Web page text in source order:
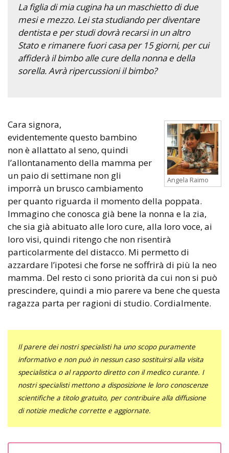
La figlia di mia cugina ha un maschietto di due
mesi e mezzo. Lei sta studiando per diventare
dentista e per studi dovrà recarsi in un altro
Stato e rimanere fuori casa per 15 giorni, per cui
affiderà il bimbo alle cure della nonna e della
sorella. Avrà ripercussioni il bimbo?
Angela Raimo
Cara signora,
evidentemente questo bambino
non è allattato al seno, quindi
l’allontanamento della mamma per
un paio di settimane non gli
imporrà un brusco cambiamento
per quanto riguarda il momento della poppata.
Immagino che conosca già bene la nonna e la zia,
che sia già abituato alle loro cure, alla loro voce, ai
loro visi, quindi ritengo che non risentirà
particolarmente del distacco. Mi permetto di
azzardare l’ipotesi che forse ne soffrirà di più la neo
mamma. Del resto ci sono priorità da cui non si può
prescindere, quindi a mio parere va bene che questa
ragazza parta per ragioni di studio. Cordialmente.
Il parere dei nostri specialisti ha uno scopo puramente
informativo e non può in nessun caso sostituirsi alla visita
specialistica o al rapporto diretto con il medico curante. I
nostri specialisti mettono a disposizione le loro conoscenze
scientifiche a titolo gratuito, per contribuire alla diffusione
di notizie mediche corrette e aggiornate.